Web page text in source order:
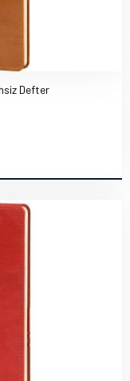
Defter